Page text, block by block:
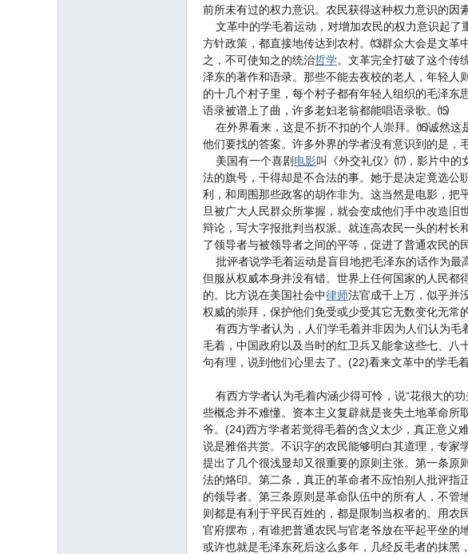
前所未有过的权力意识。农民获得这种权力意识的因
文革中的学毛着运动，对增加农民的权力意识起了
方针政策，都直接地传达到农村。⒀群众大会是文革
之，不可使知之的统治哲学。文革完全打破了这个传
泽东的著作和语录。那些不能去夜校的老人，年轻
的十几个村子里，每个村子都有年轻人组织的毛泽
语录被谱上了曲，许多老妇老翁都能唱语录歌。⒂
在外界看来，这是不折不扣的个人崇拜。⒃诚然这
他们要找的答案。许多外界的学者没有意识到的是，
美国有一个喜剧 电影叫《外交礼仪》⒄，影片中的
法的旗号，干得却是不合法的事。她于是决定竟选公
利，和周围那些政客的胡作非为。这当然是电影，
旦被广大人民群众所掌握，就会变成他们手中改造
辩论，写大字报批判当权派。就连高农民一头的村长
了领导者与被领导者之间的平等，促进了普通农民的
批评者说学毛着运动是盲目地把毛泽东的话作为最
但服从权威本身并没有错。世界上任何国家的人民都
的。比方说在美国社会中律师法官成千上万，似乎并
权威的崇拜，保护他们免受或少受其它无数变化无常
有西方学者认为，人们学毛着并非因为人们认为毛
毛着，中国政府以及当时的红卫兵又能拿这些七、八
句有理，说到他们心里去了。(22)看来文革中的学毛
有西方学者认为毛着内涵少得可怜，说“花很大的功
些概念并不难懂。资本主义复辟就是丧失土地革命
爷。(24)西方学者若觉得毛着的含义太少，真正意义
说是雅俗共赏。不识字的农民能够明白其道理，专家
提出了几个很浅显却又很重要的原则主张。第一条原
法的烙印。第二条，真正的革命者不应怕别人批评指
的领导者。第三条原则是革命队伍中的所有人，不
则都是有利于平民百姓的，都是限制当权者的。用
官府摆布，有谁把普通农民与官老爷放在平起平坐
或许也就是毛泽东死后这么多年，几经反毛者的抹黑